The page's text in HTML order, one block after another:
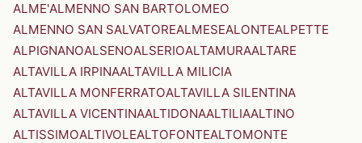
ALME'ALMENNO SAN BARTOLOMEO
ALMENNO SAN SALVATOREALMESEALONTEALPETTE
ALPIGNANOALSENOALSERIOALTAMURAALTARE
ALTAVILLA IRPINAALTAVILLA MILICIA
ALTAVILLA MONFERRATOALTAVILLA SILENTINA
ALTAVILLA VICENTINAALTIDONAALTILIAALTINO
ALTISSIMOALTIVOLEALTOFONTEALTOMONTE